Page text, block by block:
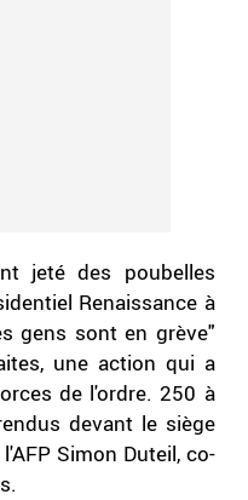
jeté des poubelles
Renaissance à
gens sont en grève"
une action qui a
de l'ordre. 250 à
devant le siège
Simon Duteil, co-